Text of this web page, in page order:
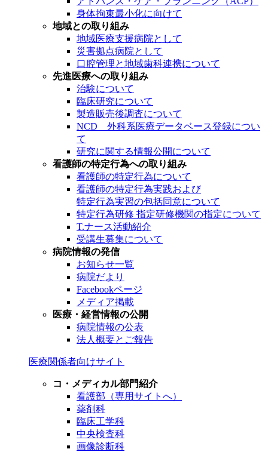
身体拘束最小化に向けて
地域との取り組み
地域医療支援病院として
災害拠点病院として
口腔管理と地域歯科連携について
先進医療への取り組み
治験について
臨床研究について
製造販売後調査について
NCD 外科系医療データベース登録につい
て
研究に関する情報公開について
看護師の特定行為への取り組み
看護師の特定行為について
看護師の特定行為実践および
特定行為実習の包括同意について
特定行為研修 指定研修機関の指定について
T.ナース活動紹介
受講生募集について
病院情報の発信
お知らせ一覧
病院だより
Facebookページ
メディア掲載
医療・経営情報の公開
病院情報の公表
法人概要とご報告
医療関係者向けサイト
コ・メディカル部門紹介
看護部（専用サイトへ）
薬剤科
臨床工学科
中央検査科
画像診断科